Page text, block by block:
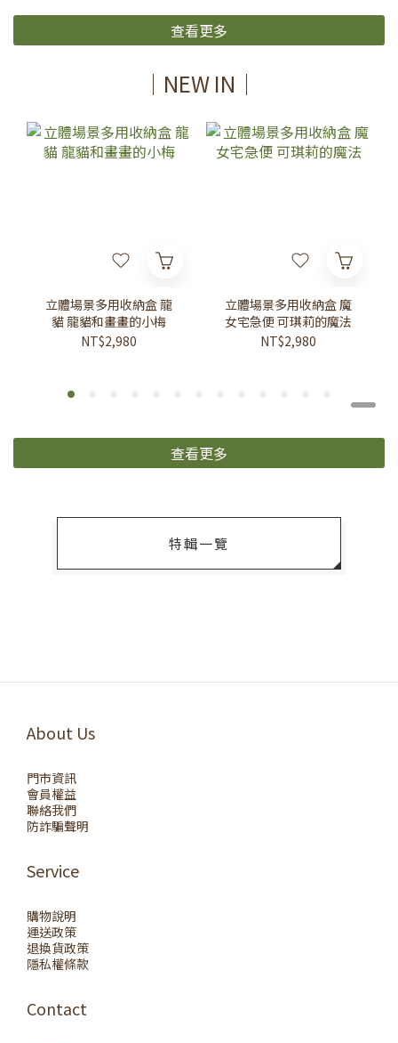
查看更多
｜NEW IN｜
立體場景多用收納盒 龍
貓 龍貓和畫畫的小梅
NT$2,980
立體場景多用收納盒 魔
女宅急便 可琪莉的魔法
NT$2,980
查看更多
特輯一覽
About Us
門市資訊
會員權益
聯絡我們
防詐騙聲明
Service
購物說明
運送政策
退換貨政策
隱私權條款
Contact